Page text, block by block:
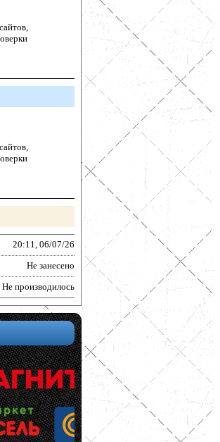
20:11, 06/07/26
Не занесено
Не производилось